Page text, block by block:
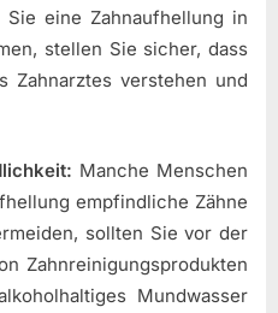
eine Zahnaufhellung in
stellen Sie sicher, dass
Zahnarztes verstehen und
Manche Menschen
empfindliche Zähne
sollten Sie vor der
Zahnreinigungsprodukten
Mundwasser